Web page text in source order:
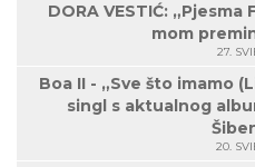
DORA VESTIĆ:
mom
27.
Boa II - „Sve što imamo
singl s aktualnog
20.